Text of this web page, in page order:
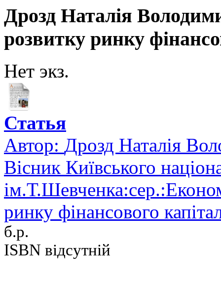
Дрозд Наталія
розвитку ринку
Нет экз.
Статья
Автор: Дрозд Наталія
Вісник Київського
ринку фінансового
б.р.
ISBN відсутній